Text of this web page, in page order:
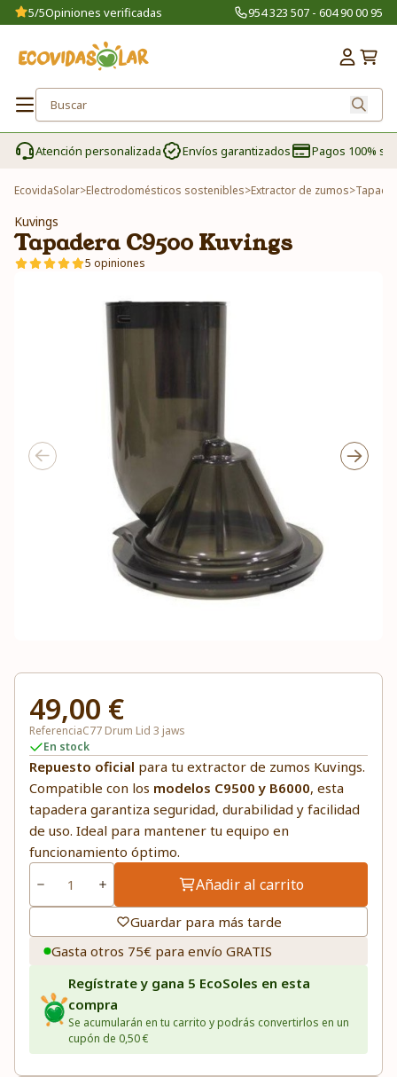
5/5Opiniones verificadas 954 323 507 - 604 90 00 95
Atención personalizada Envíos garantizados Pagos 100%
EcovidaSolar>Electrodomésticos sostenibles>Extractor de zumos>
Kuvings
Tapadera C9500 Kuvings
5 opiniones
49,00 €
ReferenciaC77 Drum Lid 3 jaws
En stock
Repuesto oficial para tu extractor de zumos Kuvings.
Compatible con los modelos C9500 y B6000, esta
tapadera garantiza seguridad, durabilidad y facilidad
de uso. Ideal para mantener tu equipo en
funcionamiento óptimo.
Añadir al carrito
Guardar para más tarde
Gasta otros 75€ para envío GRATIS
Regístrate y gana 5 EcoSoles en esta
compra
Se acumularán en tu carrito y podrás convertirlos en un
cupón de 0,50 €